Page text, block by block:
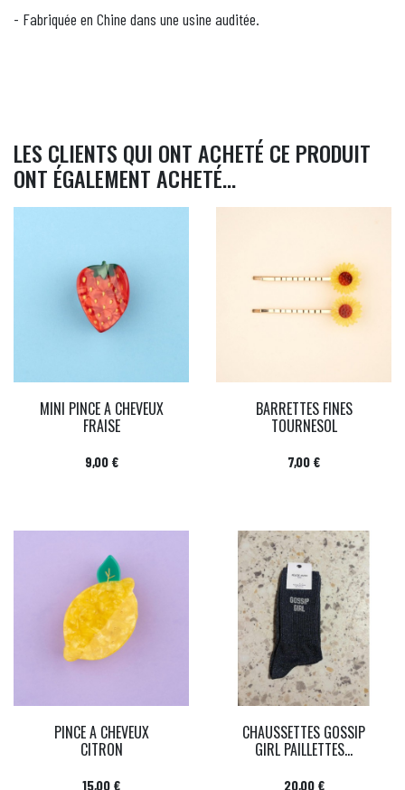
- Fabriquée en Chine dans une usine auditée.
LES CLIENTS QUI ONT ACHETÉ CE PRODUIT
ONT ÉGALEMENT ACHETÉ...
MINI PINCE A CHEVEUX
FRAISE
Prix
9,00 €
BARRETTES FINES
TOURNESOL
Prix
7,00 €
PINCE A CHEVEUX
CITRON
Prix
15,00 €
CHAUSSETTES GOSSIP
GIRL PAILLETTES...
Prix
20,00 €